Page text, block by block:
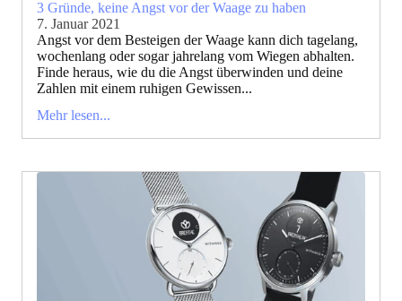
3 Gründe, keine Angst vor der Waage zu haben
7. Januar 2021
Angst vor dem Besteigen der Waage kann dich tagelang,
wochenlang oder sogar jahrelang vom Wiegen abhalten.
Finde heraus, wie du die Angst überwinden und deine
Zahlen mit einem ruhigen Gewissen...
Mehr lesen...